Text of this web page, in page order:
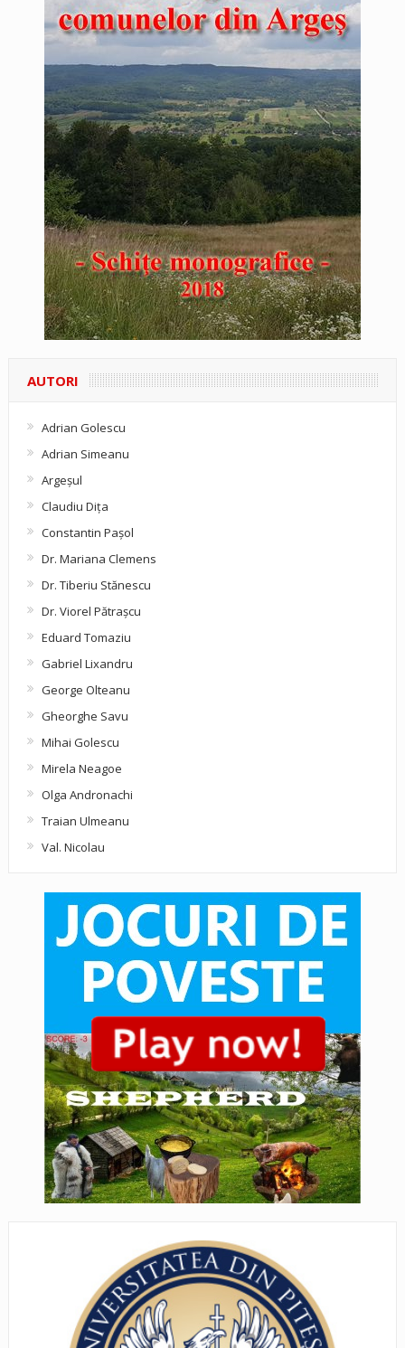
AUTORI
Adrian Golescu
Adrian Simeanu
Argeşul
Claudiu Diţa
Constantin Pașol
Dr. Mariana Clemens
Dr. Tiberiu Stănescu
Dr. Viorel Pătraşcu
Eduard Tomaziu
Gabriel Lixandru
George Olteanu
Gheorghe Savu
Mihai Golescu
Mirela Neagoe
Olga Andronachi
Traian Ulmeanu
Val. Nicolau